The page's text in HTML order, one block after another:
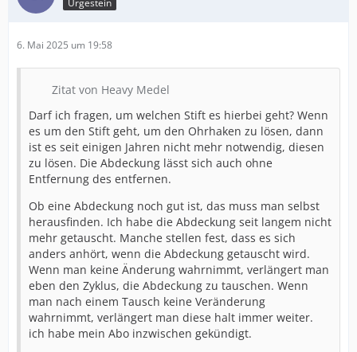
6. Mai 2025 um 19:58
Zitat von Heavy Medel
Darf ich fragen, um welchen Stift es hierbei geht? Wenn
es um den Stift geht, um den Ohrhaken zu lösen, dann
ist es seit einigen Jahren nicht mehr notwendig, diesen
zu lösen. Die Abdeckung lässt sich auch ohne
Entfernung des entfernen.
Ob eine Abdeckung noch gut ist, das muss man selbst
herausfinden. Ich habe die Abdeckung seit langem nicht
mehr getauscht. Manche stellen fest, dass es sich
anders anhört, wenn die Abdeckung getauscht wird.
Wenn man keine Änderung wahrnimmt, verlängert man
eben den Zyklus, die Abdeckung zu tauschen. Wenn
man nach einem Tausch keine Veränderung
wahrnimmt, verlängert man diese halt immer weiter.
ich habe mein Abo inzwischen gekündigt.